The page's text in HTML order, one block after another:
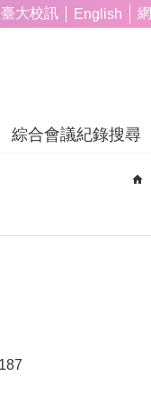
臺大校訊 English
綜合會議紀錄搜尋